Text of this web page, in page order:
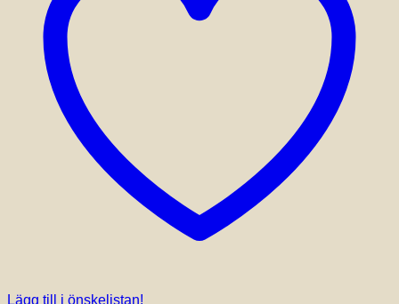
Lägg till i önskelistan!